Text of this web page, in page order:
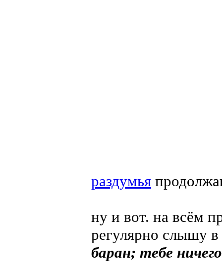
раздумья
ну и вот. на всём
регулярно слышу
баран; тебе